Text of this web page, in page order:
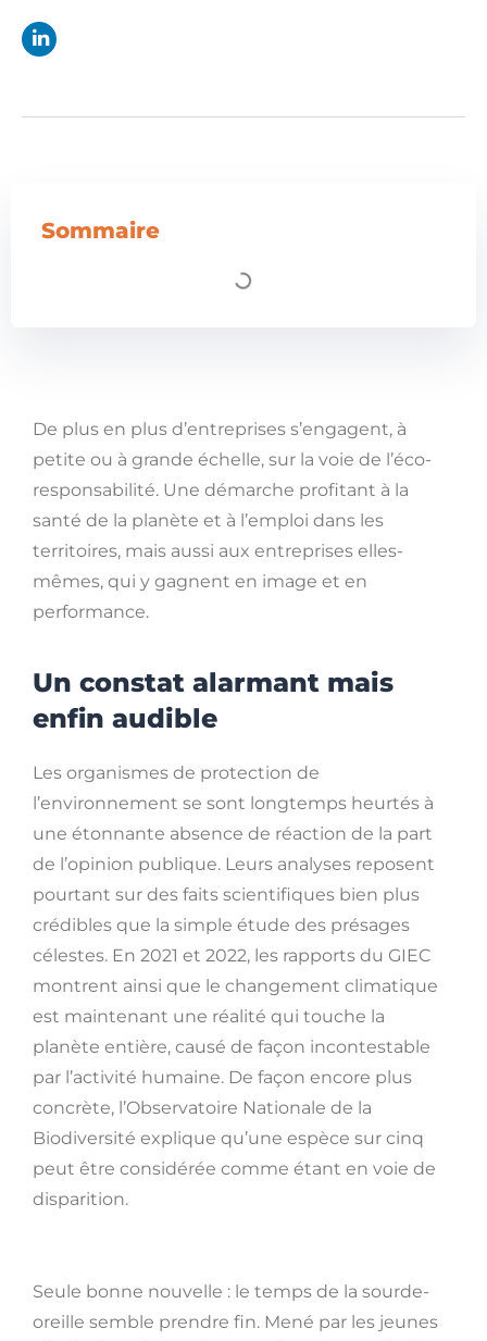
Sommaire
De plus en plus d’entreprises s’engagent, à
petite ou à grande échelle, sur la voie de l’éco-
responsabilité. Une démarche profitant à la
santé de la planète et à l’emploi dans les
territoires, mais aussi aux entreprises elles-
mêmes, qui y gagnent en image et en
performance.
Un constat alarmant mais
enfin audible
Les organismes de protection de
l’environnement se sont longtemps heurtés à
une étonnante absence de réaction de la part
de l’opinion publique. Leurs analyses reposent
pourtant sur des faits scientifiques bien plus
crédibles que la simple étude des présages
célestes. En 2021 et 2022, les rapports du GIEC
montrent ainsi que le changement climatique
est maintenant une réalité qui touche la
planète entière, causé de façon incontestable
par l’activité humaine. De façon encore plus
concrète, l’Observatoire Nationale de la
Biodiversité explique qu’une espèce sur cinq
peut être considérée comme étant en voie de
disparition.
Seule bonne nouvelle : le temps de la sourde-
oreille semble prendre fin. Mené par les jeunes